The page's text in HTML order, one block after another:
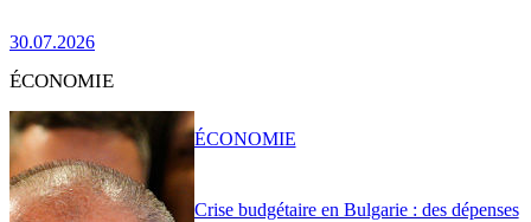
30.07.2026
ÉCONOMIE
Crise budgétaire en Bulgarie : des dépenses
ÉCONOMIE